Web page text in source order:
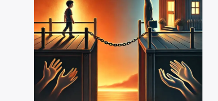
L’analogie
du
pervers
narcissique
et
ses
solutions